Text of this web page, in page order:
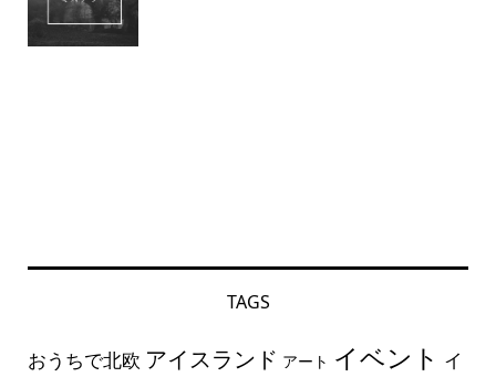
TAGS
おうちで北欧 アイスランド アート イベント イ